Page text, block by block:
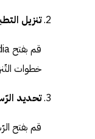
تنزيل
خطوات
تحديد
قم بفتح